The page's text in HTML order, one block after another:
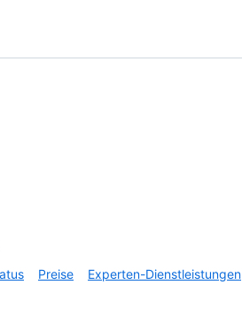
Preise Experten-Dienstleistungen